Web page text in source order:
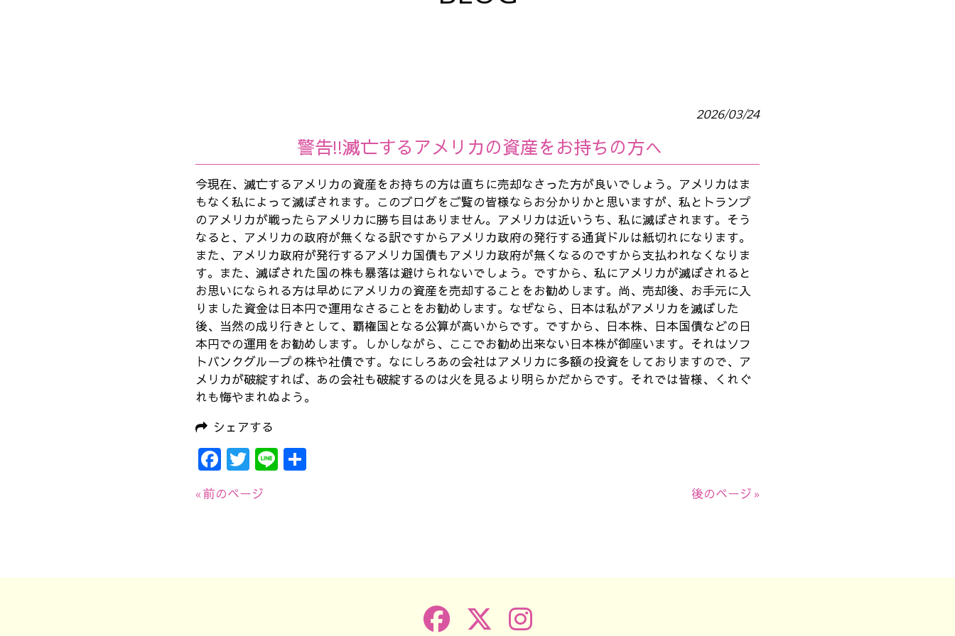
2026/03/24
警告!!滅亡するアメリカの資産をお持ちの方へ
今現在、滅亡するアメリカの資産をお持ちの方は直ちに売却なさった方が良いでしょう。アメリカはま
もなく私によって滅ぼされます。このブログをご覧の皆様ならお分かりかと思いますが、私とトランプ
のアメリカが戦ったらアメリカに勝ち目はありません。アメリカは近いうち、私に滅ぼされます。そう
なると、アメリカの政府が無くなる訳ですからアメリカ政府の発行する通貨ドルは紙切れになります。
また、アメリカ政府が発行するアメリカ国債もアメリカ政府が無くなるのですから支払われなくなりま
す。また、滅ぼされた国の株も暴落は避けられないでしょう。ですから、私にアメリカが滅ぼされると
お思いになられる方は早めにアメリカの資産を売却することをお勧めします。尚、売却後、お手元に入
りました資金は日本円で運用なさることをお勧めします。なぜなら、日本は私がアメリカを滅ぼした
後、当然の成り行きとして、覇権国となる公算が高いからです。ですから、日本株、日本国債などの日
本円での運用をお勧めします。しかしながら、ここでお勧め出来ない日本株が御座います。それはソフ
トバンクグループの株や社債です。なにしろあの会社はアメリカに多額の投資をしておりますので、ア
メリカが破綻すれば、あの会社も破綻するのは火を見るより明らかだからです。それでは皆様、くれぐ
れも悔やまれぬよう。
シェアする
Facebook
Twitter
Line
« 前のページ 後のページ »